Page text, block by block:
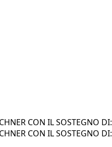
CON IL SOSTEGNO DI:
CON IL SOSTEGNO DI: